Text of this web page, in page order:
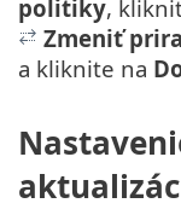
politiky,
Zmeniť
a kliknite na